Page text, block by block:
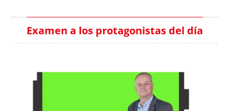
Examen a los protagonistas del día